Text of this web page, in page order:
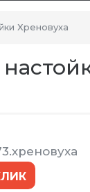
Хреновуха